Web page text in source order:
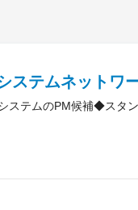
ステムネットワ
システムのPM候補◆ス